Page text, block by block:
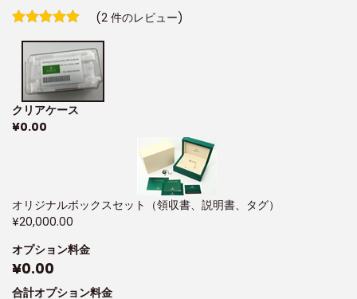
(2 件のレビュー)
クリアケース
¥0.00
オリジナルボックスセット（領収書、説明書、タグ）
¥20,000.00
オプション料金
¥0.00
合計オプション料金